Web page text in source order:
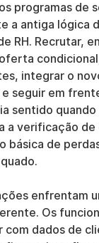
programas de
a antiga lógica
RH. Recrutar,
integrar o
seguir em
sentido
a verificação de
básica de
enfrentam
Os
com dados de